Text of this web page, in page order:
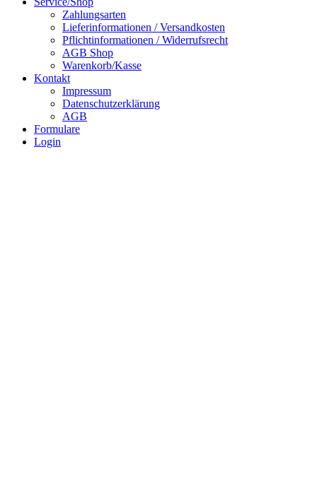
Zahlungsarten
Lieferinformationen / Versandkosten
Pflichtinformationen / Widerrufsrecht
AGB Shop
Warenkorb/Kasse
Kontakt
Impressum
Datenschutzerklärung
AGB
Formulare
Login